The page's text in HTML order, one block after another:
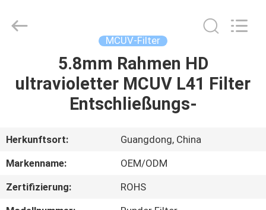
PRODUKTE
ÜBER
UNS
FABRIK-
Ltd..
MCUV-Filter
5.8mm Rahmen HD
ultravioletter MCUV L41 Filter
Entschließungs-
Herkunftsort:
Guangdong, China
Markenname:
OEM/ODM
Zertifizierung:
ROHS